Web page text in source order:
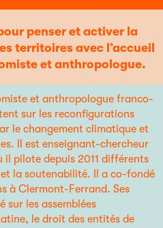
penser et activer la
territoires avec l’accueil
et anthropologue.
et anthropologue franco-
sur les reconfigurations
le changement climatique et
Il est enseignant-chercheur
il pilote depuis 2011 différents
la soutenabilité. Il a co-fondé
à Clermont-Ferrand. Ses
sur les assemblées
le droit des entités de